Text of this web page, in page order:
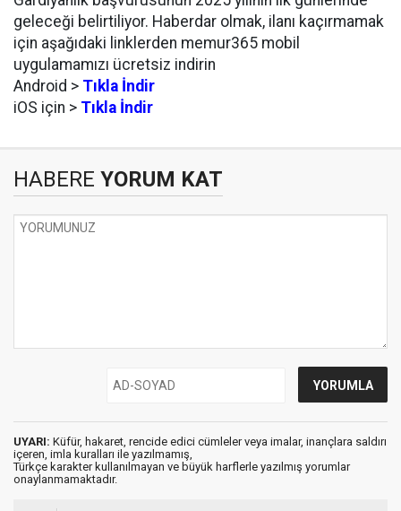
geleceği belirtiliyor. Haberdar olmak, ilanı kaçırmamak
için aşağıdaki linklerden memur365 mobil
uygulamamızı ücretsiz indirin
Android > Tıkla İndir
iOS için > Tıkla İndir
HABERE YORUM KAT
UYARI: Küfür, hakaret, rencide edici cümleler veya imalar, inançlara saldırı
içeren, imla kuralları ile yazılmamış,
Türkçe karakter kullanılmayan ve büyük harflerle yazılmış yorumlar
onaylanmamaktadır.